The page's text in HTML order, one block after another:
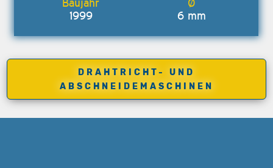
1999 6 mm
DRAHTRICHT- UND
ABSCHNEIDEMASCHINEN